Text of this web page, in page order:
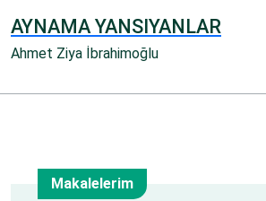
AYNAMA YANSIYANLAR
Ahmet Ziya İbrahimoğlu
Makalelerim